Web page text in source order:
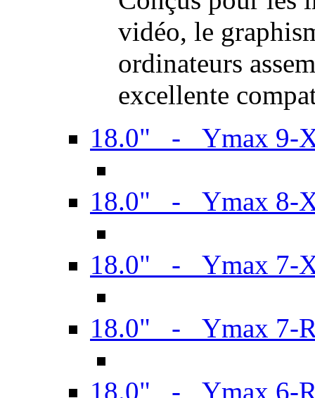
vidéo, le
ordinateurs
excellente
18.0" - Ymax 9-
18.0" - Ymax 8-
18.0" - Ymax 7-
18.0" - Ymax 7-
18.0" - Ymax 6-